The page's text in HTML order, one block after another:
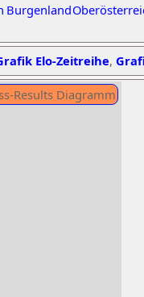
Burgenland
Elo-Zeitreihe,